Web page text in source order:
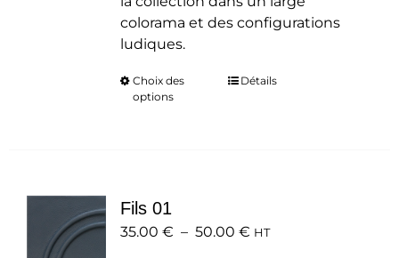
colorama et des configurations
ludiques.
Choix des
options
Ce
peuvent
Détails
Fils 01
35.00 € – 50.00 €Plage
HT